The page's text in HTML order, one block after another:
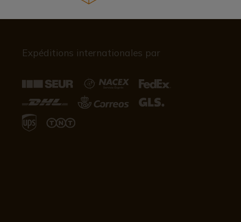
Expéditions internationales par